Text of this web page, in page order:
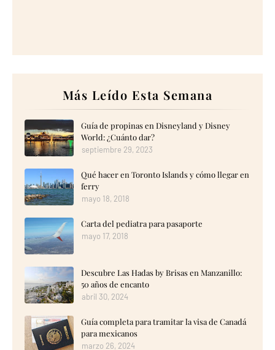
Más Leído Esta Semana
Guía de propinas en Disneyland y Disney
World: ¿Cuánto dar?
septiembre 29, 2023
Qué hacer en Toronto Islands y cómo llegar en
ferry
mayo 18, 2018
Carta del pediatra para pasaporte
mayo 17, 2018
Descubre Las Hadas by Brisas en Manzanillo:
50 años de encanto
abril 30, 2024
Guía completa para tramitar la visa de Canadá
para mexicanos
marzo 26, 2024